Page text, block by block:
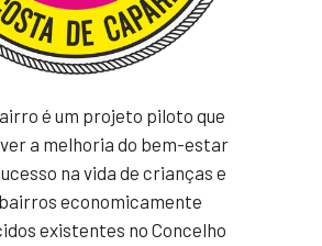
é um projeto piloto que
a melhoria do bem-estar
na vida de crianças e
economicamente
existentes no Concelho